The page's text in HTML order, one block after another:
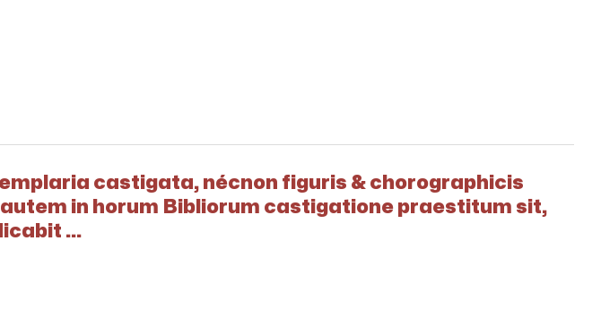
castigata, nécnon figuris & chorographicis
in horum Bibliorum castigatione praestitum sit,
...